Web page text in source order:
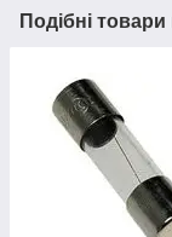
Подібні товари